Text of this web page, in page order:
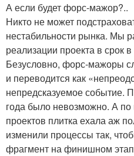
А если будет форс-мажор?..
Никто не может
нестабильности рынка. Мы
реализации проекта в срок
Безусловно, форс-мажоры
и переводится как
непредсказуемое событие.
года было невозможно. А по
проектов плитка ехала аж
изменили процессы так,
фрагмент на финишном